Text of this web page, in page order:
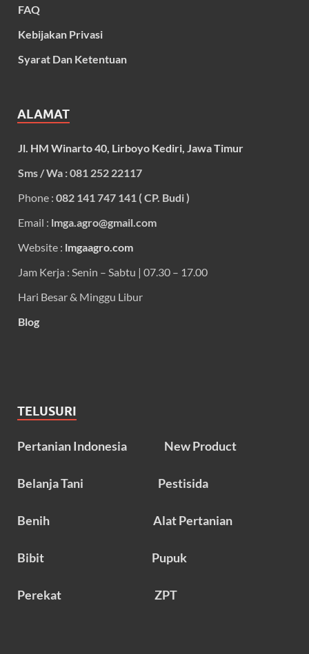
FAQ
Kebijakan Privasi
Syarat Dan Ketentuan
ALAMAT
Jl. HM Winarto 40, Lirboyo Kediri, Jawa Timur
Sms / Wa : 081 252 22117
Phone : 082 141 747 141 ( CP. Budi )
Email : lmga.agro@gmail.com
Website : lmgaagro.com
Jam Kerja : Senin – Sabtu | 07.30 – 17.00
Hari Besar & Minggu Libur
Blog
TELUSURI
Pertanian Indonesia New Product
Belanja Tani Pestisida
Benih Alat Pertanian
Bibit Pupuk
Perekat ZPT